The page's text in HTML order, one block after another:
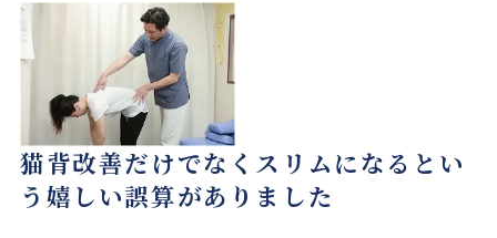
猫背改善だけでなくスリムになるとい
う嬉しい誤算がありました